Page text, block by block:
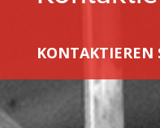
KONTAKTIEREN